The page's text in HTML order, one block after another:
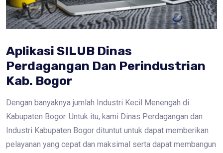
Aplikasi SILUB Dinas
Perdagangan Dan Perindustrian
Kab. Bogor
Dengan banyaknya jumlah Industri Kecil Menengah di
Kabupaten Bogor. Untuk itu, kami Dinas Perdagangan dan
Industri Kabupaten Bogor dituntut untuk dapat memberikan
pelayanan yang cepat dan maksimal serta dapat membangun